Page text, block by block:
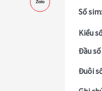
Số sim:
Kiểu
Đầu
Đuôi